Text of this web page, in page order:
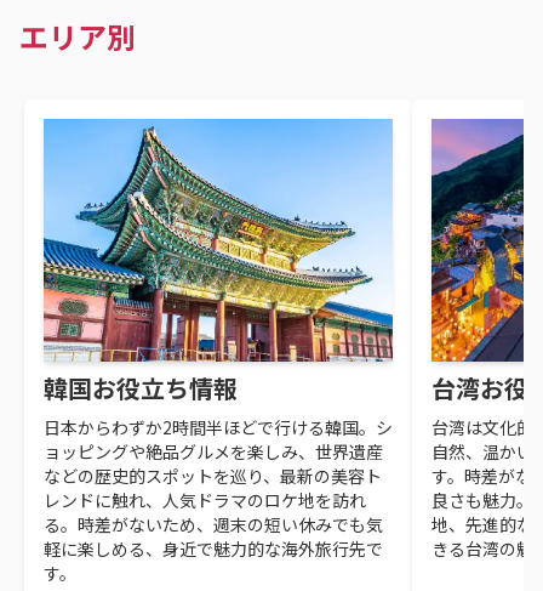
エリア別
韓国お役立ち情報
日本からわずか2時間半ほどで行ける韓国。シ
ョッピングや絶品グルメを楽しみ、世界遺産
などの歴史的スポットを巡り、最新の美容ト
レンドに触れ、人気ドラマのロケ地を訪れ
る。時差がないため、週末の短い休みでも気
軽に楽しめる、身近で魅力的な海外旅行先で
す。
台湾お役
台湾は文化的
自然、温かい
す。時差がな
良さも魅力。
地、先進的な
きる台湾の魅